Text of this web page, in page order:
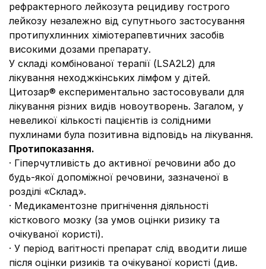
рефрактерного лейкозута рецидиву гострого
лейкозу незалежно від супутнього застосування
протипухлинних хіміотерапевтичних засобів
високими дозами препарату.
У складі комбінованої терапії (LSA2L2) для
лікування неходжкінських лімфом у дітей.
Цитозар® експериментально застосовували для
лікування різних видів новоутворень. Загалом, у
невеликої кількості пацієнтів із солідними
пухлинами була позитивна відповідь на лікування.
Протипоказання.
· Гіперчутливість до активної речовини або до
будь-якої допоміжної речовини, зазначеної в
розділі «Склад».
· Медикаментозне пригнічення діяльності
кісткового мозку (за умов оцінки ризику та
очікуваної користі).
· У період вагітності препарат слід вводити лише
після оцінки ризиків та очікуваної користі (див.